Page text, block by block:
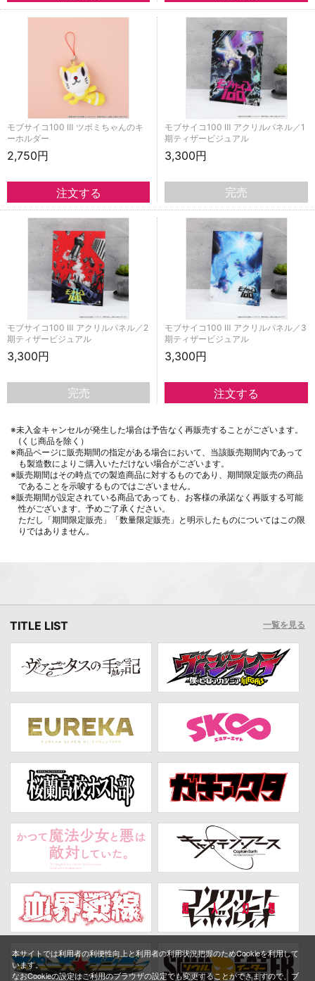
モブサイコ100 Ⅲ ツボミちゃんのキ
ーホルダー
2,750円
モブサイコ100 Ⅲ アクリルパネル／1
期ティザービジュアル
3,300円
完売
モブサイコ100 Ⅲ アクリルパネル／2
期ティザービジュアル
3,300円
完売
モブサイコ100 Ⅲ アクリルパネル／3
期ティザービジュアル
3,300円
※未入金キャンセルが発生した場合は予告なく再販売することがございます。
(くじ商品を除く）
※商品ページに販売期間の指定がある場合において、当該販売期間内であって
も製造数によりご購入いただけない場合がございます。
※販売期間はその時点での製造商品に対するものであり、期間限定販売の商品
であることを示唆するものではございません。
※販売期間が設定されている商品であっても、お客様の承諾なく再販する可能
性がございます。予めご了承ください。
ただし「期間限定販売」「数量限定販売」と明示したものについてはこの限
りではありません。
TITLE LIST 一覧を見る
本サイトでは利用者の利便性向上と利用者の利用状況把握のためCookieを利用して
います。
なおCookieの設定はご利用のブラウザの設定でも変更することができますので、ブ